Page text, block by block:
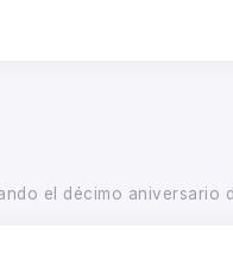
el décimo aniversario